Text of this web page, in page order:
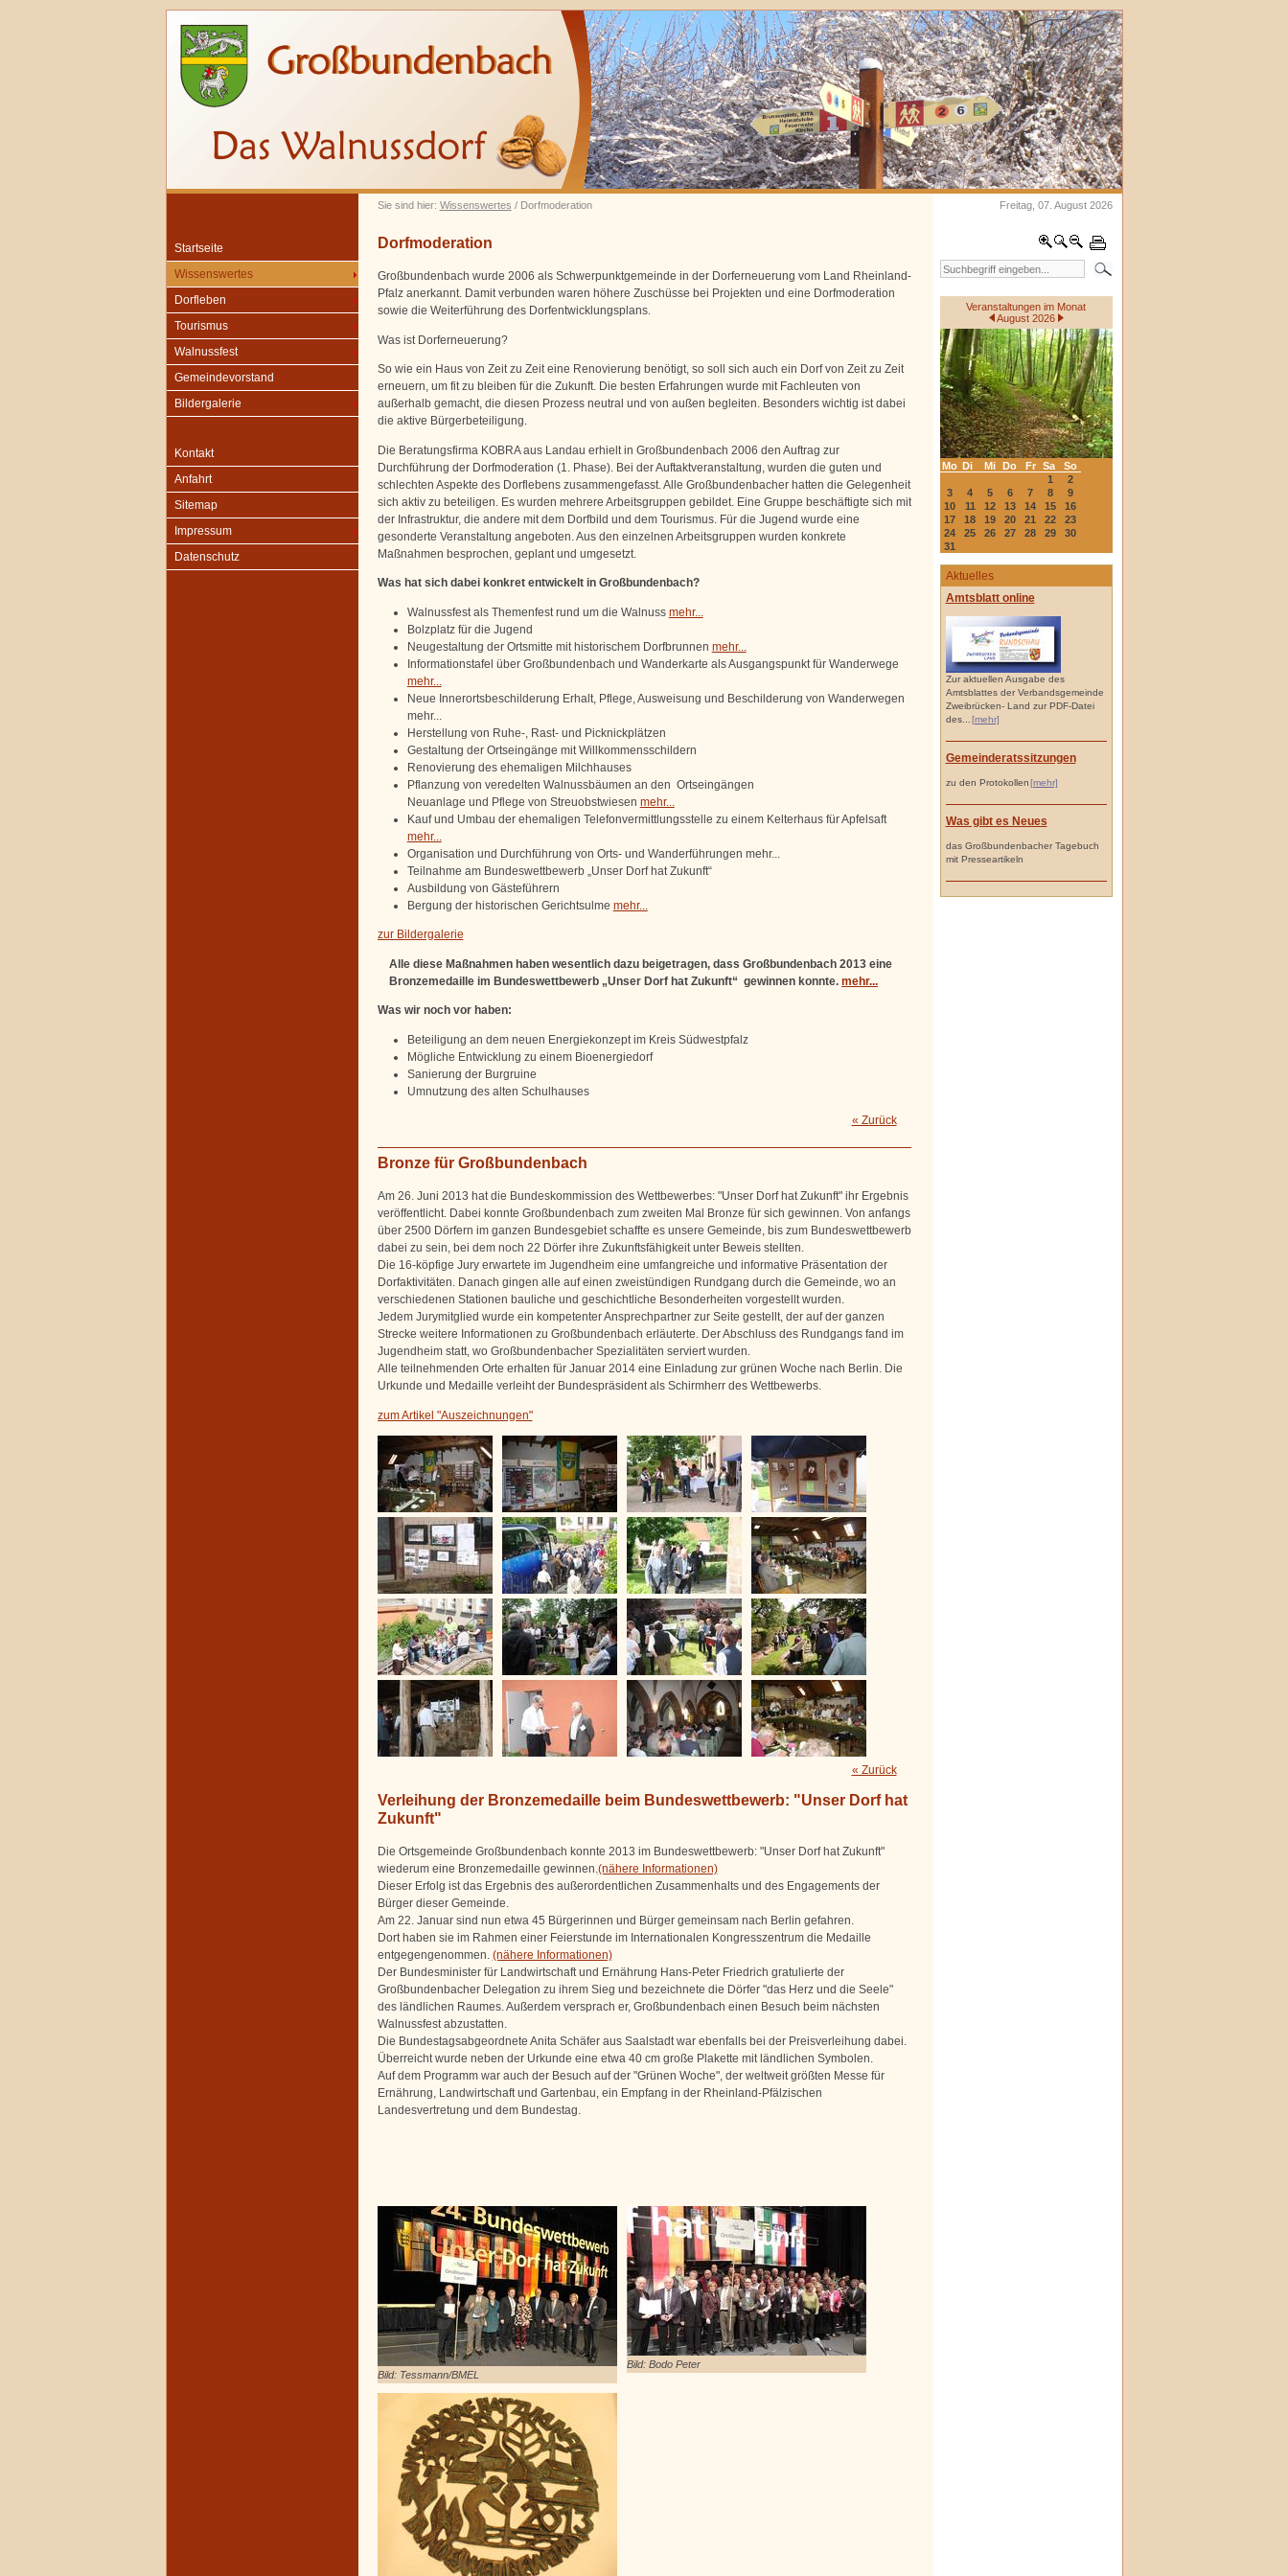
Sie sind hier: Wissenswertes / Dorfmoderation Freitag, 07. August 2026
Startseite
Wissenswertes
Dorfleben
Tourismus
Walnussfest
Gemeindevorstand
Bildergalerie
Kontakt
Anfahrt
Sitemap
Impressum
Datenschutz
Veranstaltungen im Monat
August 2026
Mo Di Mi Do Fr Sa
So
1
2
3
4 5 6 7 8
9
10
11 12 13 14 15
16
17
18 19 20 21 22
23
24
25 26 27 28 29
30
31
Aktuelles
Amtsblatt online
Zur aktuellen Ausgabe des
Amtsblattes der Verbandsgemeinde
Zweibrücken- Land zur PDF-Datei
des...
[mehr]
Gemeinderatssitzungen
zu den Protokollen[mehr]
Was gibt es Neues
das Großbundenbacher Tagebuch
mit Presseartikeln
Dorfmoderation
Großbundenbach wurde 2006 als Schwerpunktgemeinde in der Dorferneuerung vom Land Rheinland-
Pfalz anerkannt. Damit verbunden waren höhere Zuschüsse bei Projekten und eine Dorfmoderation
sowie die Weiterführung des Dorfentwicklungsplans.
Was ist Dorferneuerung?
So wie ein Haus von Zeit zu Zeit eine Renovierung benötigt, so soll sich auch ein Dorf von Zeit zu Zeit
erneuern, um fit zu bleiben für die Zukunft. Die besten Erfahrungen wurde mit Fachleuten von
außerhalb gemacht, die diesen Prozess neutral und von außen begleiten. Besonders wichtig ist dabei
die aktive Bürgerbeteiligung.
Die Beratungsfirma KOBRA aus Landau erhielt in Großbundenbach 2006 den Auftrag zur
Durchführung der Dorfmoderation (1. Phase). Bei der Auftaktveranstaltung, wurden die guten und
schlechten Aspekte des Dorflebens zusammengefasst. Alle Großbundenbacher hatten die Gelegenheit
sich aktiv zu beteiligen. Es wurden mehrere Arbeitsgruppen gebildet. Eine Gruppe beschäftigte sich mit
der Infrastruktur, die andere mit dem Dorfbild und dem Tourismus. Für die Jugend wurde eine
gesonderte Veranstaltung angeboten. Aus den einzelnen Arbeitsgruppen wurden konkrete
Maßnahmen besprochen, geplant und umgesetzt.
Was hat sich dabei konkret entwickelt in Großbundenbach?
Walnussfest als Themenfest rund um die Walnuss mehr...
Bolzplatz für die Jugend
Neugestaltung der Ortsmitte mit historischem Dorfbrunnen mehr...
Informationstafel über Großbundenbach und Wanderkarte als Ausgangspunkt für Wanderwege
mehr...
Neue Innerortsbeschilderung Erhalt, Pflege, Ausweisung und Beschilderung von Wanderwegen
mehr...
Herstellung von Ruhe-, Rast- und Picknickplätzen
Gestaltung der Ortseingänge mit Willkommensschildern
Renovierung des ehemaligen Milchhauses
Pflanzung von veredelten Walnussbäumen an den Ortseingängen
Neuanlage und Pflege von Streuobstwiesen mehr...
Kauf und Umbau der ehemaligen Telefonvermittlungsstelle zu einem Kelterhaus für Apfelsaft
mehr...
Organisation und Durchführung von Orts- und Wanderführungen mehr...
Teilnahme am Bundeswettbewerb „Unser Dorf hat Zukunft“
Ausbildung von Gästeführern
Bergung der historischen Gerichtsulme mehr...
zur Bildergalerie
Alle diese Maßnahmen haben wesentlich dazu beigetragen, dass Großbundenbach 2013 eine
Bronzemedaille im Bundeswettbewerb „Unser Dorf hat Zukunft“ gewinnen konnte. mehr...
Was wir noch vor haben:
Beteiligung an dem neuen Energiekonzept im Kreis Südwestpfalz
Mögliche Entwicklung zu einem Bioenergiedorf
Sanierung der Burgruine
Umnutzung des alten Schulhauses
« Zurück
Bronze für Großbundenbach
Am 26. Juni 2013 hat die Bundeskommission des Wettbewerbes: "Unser Dorf hat Zukunft" ihr Ergebnis
veröffentlicht. Dabei konnte Großbundenbach zum zweiten Mal Bronze für sich gewinnen. Von anfangs
über 2500 Dörfern im ganzen Bundesgebiet schaffte es unsere Gemeinde, bis zum Bundeswettbewerb
dabei zu sein, bei dem noch 22 Dörfer ihre Zukunftsfähigkeit unter Beweis stellten.
Die 16-köpfige Jury erwartete im Jugendheim eine umfangreiche und informative Präsentation der
Dorfaktivitäten. Danach gingen alle auf einen zweistündigen Rundgang durch die Gemeinde, wo an
verschiedenen Stationen bauliche und geschichtliche Besonderheiten vorgestellt wurden.
Jedem Jurymitglied wurde ein kompetenter Ansprechpartner zur Seite gestellt, der auf der ganzen
Strecke weitere Informationen zu Großbundenbach erläuterte. Der Abschluss des Rundgangs fand im
Jugendheim statt, wo Großbundenbacher Spezialitäten serviert wurden.
Alle teilnehmenden Orte erhalten für Januar 2014 eine Einladung zur grünen Woche nach Berlin. Die
Urkunde und Medaille verleiht der Bundespräsident als Schirmherr des Wettbewerbs.
zum Artikel "Auszeichnungen"
« Zurück
Verleihung der Bronzemedaille beim Bundeswettbewerb: "Unser Dorf hat
Zukunft"
Die Ortsgemeinde Großbundenbach konnte 2013 im Bundeswettbewerb: "Unser Dorf hat Zukunft"
wiederum eine Bronzemedaille gewinnen.(nähere Informationen)
Dieser Erfolg ist das Ergebnis des außerordentlichen Zusammenhalts und des Engagements der
Bürger dieser Gemeinde.
Am 22. Januar sind nun etwa 45 Bürgerinnen und Bürger gemeinsam nach Berlin gefahren.
Dort haben sie im Rahmen einer Feierstunde im Internationalen Kongresszentrum die Medaille
entgegengenommen. (nähere Informationen)
Der Bundesminister für Landwirtschaft und Ernährung Hans-Peter Friedrich gratulierte der
Großbundenbacher Delegation zu ihrem Sieg und bezeichnete die Dörfer "das Herz und die Seele"
des ländlichen Raumes. Außerdem versprach er, Großbundenbach einen Besuch beim nächsten
Walnussfest abzustatten.
Die Bundestagsabgeordnete Anita Schäfer aus Saalstadt war ebenfalls bei der Preisverleihung dabei.
Überreicht wurde neben der Urkunde eine etwa 40 cm große Plakette mit ländlichen Symbolen.
Auf dem Programm war auch der Besuch auf der "Grünen Woche", der weltweit größten Messe für
Ernährung, Landwirtschaft und Gartenbau, ein Empfang in der Rheinland-Pfälzischen
Landesvertretung und dem Bundestag.
Bild: Tessmann/BMEL
Bild: Bodo Peter